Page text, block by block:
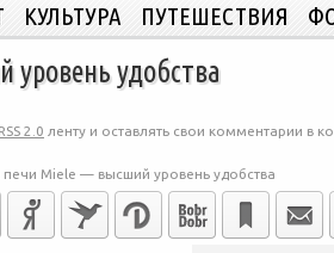
КУЛЬТУРА ПУТЕШЕСТВИЯ
удобства
RSS 2.0 ленту и оставлять свои комментарии в
Miele — высший уровень удобства